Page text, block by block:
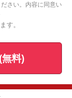
さい。内容に同意い
す。
料)